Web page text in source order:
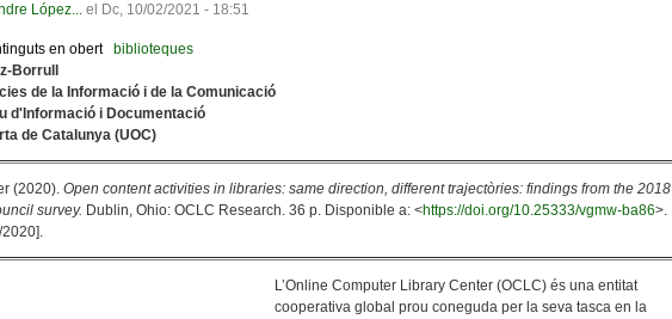
López... el Dc, 10/02/2021 - 18:51
en obert
biblioteques
Borrull
de la Informació i de la Comunicació
d'Informació i Documentació
de Catalunya (UOC)
(2020). Open content activities in libraries: same direction, different trajectòries: findings from the 2018
survey. Dublin, Ohio: OCLC Research. 36 p. Disponible a: <https://doi.org/10.25333/vgmw-ba86>.
2020].
L’Online Computer Library Center (OCLC) és una entitat
cooperativa global prou coneguda per la seva tasca en la